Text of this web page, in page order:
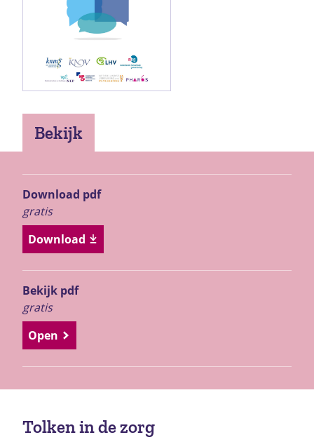
Bekijk
Download pdf
gratis
Download
Bekijk pdf
gratis
Open
Tolken in de zorg